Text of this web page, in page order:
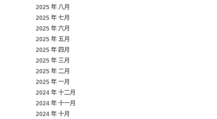
2025 年 八月
2025 年 七月
2025 年 六月
2025 年 五月
2025 年 四月
2025 年 三月
2025 年 二月
2025 年 一月
2024 年 十二月
2024 年 十一月
2024 年 十月